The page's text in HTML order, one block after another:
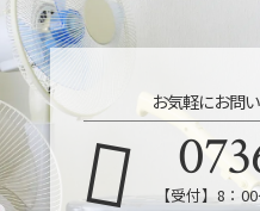
お気軽にお問
【受付】8：